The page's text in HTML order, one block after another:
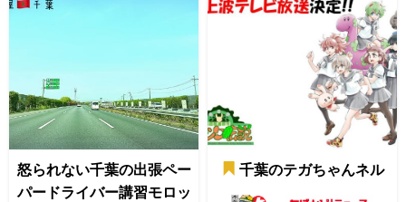
怒られない千葉の出張ペー
パードライバー講習モロッ
千葉のテガちゃんネル